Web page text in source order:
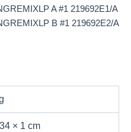
A #1 219692E1/A
B #1 219692E2/A
× 1 cm